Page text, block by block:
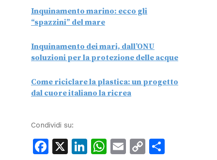
Inquinamento marino: ecco gli
“spazzini” del mare
Inquinamento dei mari, dall’ONU
soluzioni per la protezione delle acque
Come riciclare la plastica: un progetto
dal cuore italiano la ricrea
Condividi su:
Facebook
X LinkedIn
WhatsApp
Email
Copy